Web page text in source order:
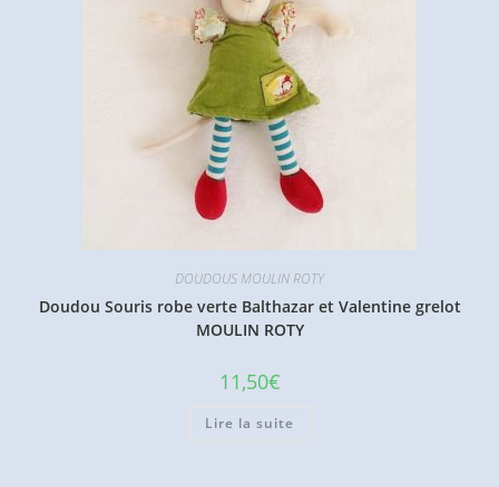
DOUDOUS MOULIN ROTY
Doudou Souris robe verte Balthazar et Valentine grelot
MOULIN ROTY
11,50€
Lire la suite